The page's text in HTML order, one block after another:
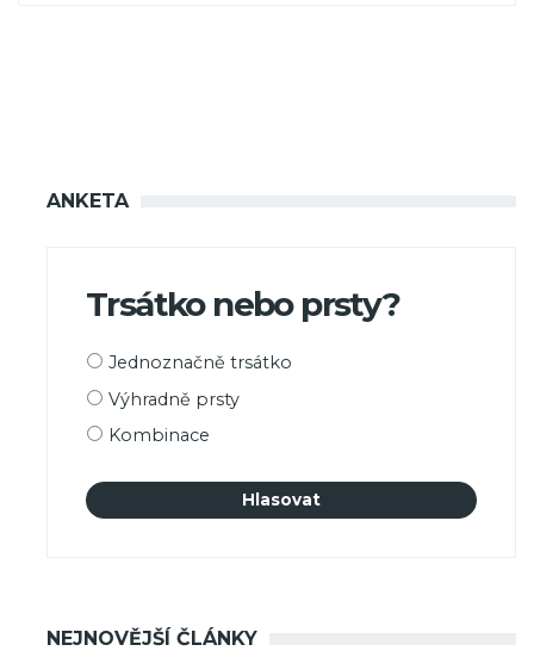
ANKETA
Trsátko nebo prsty?
Možnosti
Jednoznačně trsátko
Výhradně prsty
Kombinace
NEJNOVĚJŠÍ ČLÁNKY